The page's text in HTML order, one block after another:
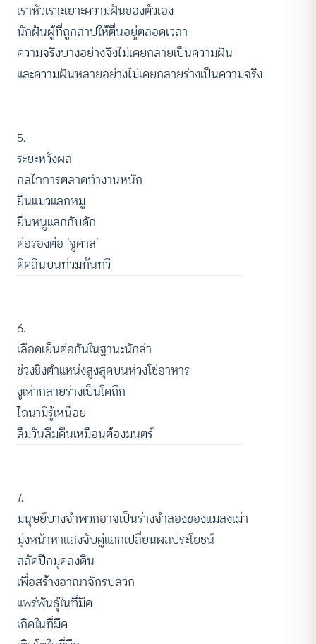
เราหัวเราะเยาะความฝันของตัวเอง
นักฝันผู้ที่ถูกสาปให้ตื่นอยู่ตลอดเวลา
ความจริงบางอย่างจึงไม่เคยกลายเป็นความฝัน
และความฝันหลายอย่างไม่เคยกลายร่างเป็นความจริง
5.
ระยะหวังผล
กลไกการตลาดทำงานหนัก
ยื่นแมวแลกหมู
ยื่นหนูแลกกับดัก
ต่อรองต่อ ‘จูดาส’
ติดสินบนท่วมท้นทวี
6.
เลือดเย็นต่อกันในฐานะนักล่า
ช่วงชิงตำแหน่งสูงสุดบนห่วงโซ่อาหาร
งูเห่ากลายร่างเป็นโคถึก
ไถนามิรู้เหนื่อย
ลืมวันลืมคืนเหมือนต้องมนตร์
7.
มนุษย์บางจำพวกอาจเป็นร่างจำลองของแมลงเม่า
มุ่งหน้าหาแสงจับคู่แลกเปลี่ยนผลประโยชน์
สลัดปีกมุดลงดิน
เพื่อสร้างอาณาจักรปลวก
แพร่พันธุ์ในที่มืด
เกิดในที่มืด